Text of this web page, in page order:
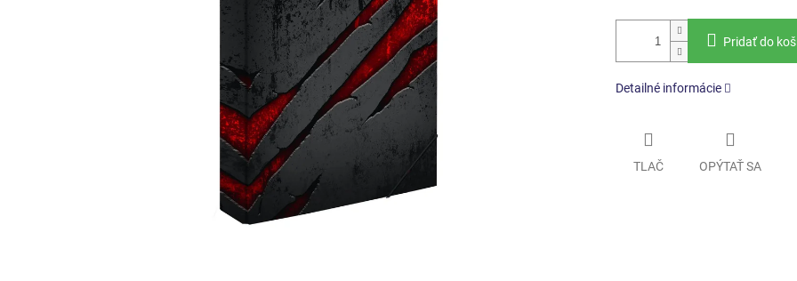
Pridať do
Detailné informácie
TLAČ OPÝTAŤ SA